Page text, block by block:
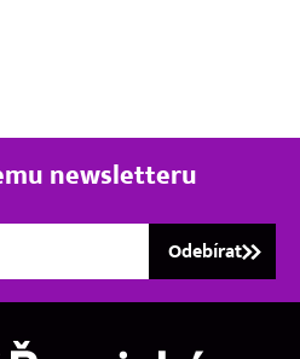
newsletteru
Odebírat